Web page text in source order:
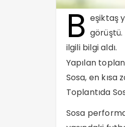
B eşiktaş
ilgili bilgi aldı.
Yapılan
Sosa, en kısa
Toplantıda
Sosa